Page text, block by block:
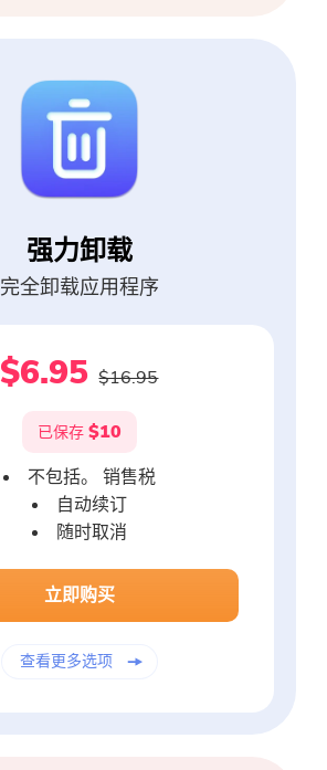
强力卸载
完全卸载应用程序
$6.95 $16.95
已保存 $10
不包括。 销售税
自动续订
随时取消
立即购买
查看更多选项